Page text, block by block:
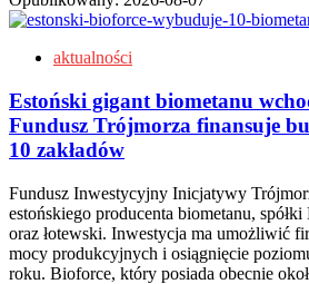
aktualności
Estoński gigant biometanu
Fundusz Trójmorza finansuje
10 zakładów
Fundusz Inwestycyjny Inicjatywy
estońskiego producenta biometanu,
oraz łotewski. Inwestycja ma umożliwić
mocy produkcyjnych i osiągnięcie
roku. Bioforce, który posiada obecnie